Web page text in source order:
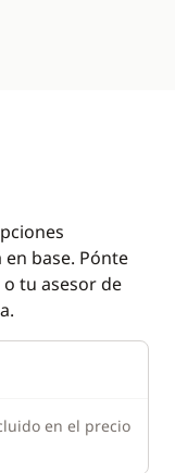
base. Pónte
tu asesor de
en el precio